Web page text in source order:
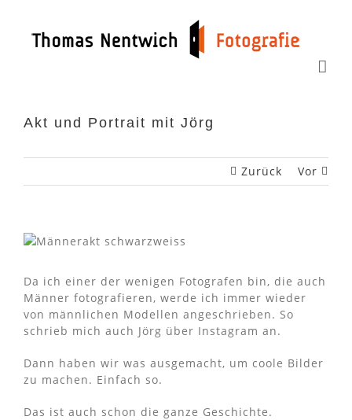
springen
Akt und Portrait mit Jörg
Zurück Vor
Da ich einer der wenigen Fotografen bin, die auch
Männer fotografieren, werde ich immer wieder
von männlichen Modellen angeschrieben. So
schrieb mich auch Jörg über Instagram an.
Dann haben wir was ausgemacht, um coole Bilder
zu machen. Einfach so.
Das ist auch schon die ganze Geschichte.